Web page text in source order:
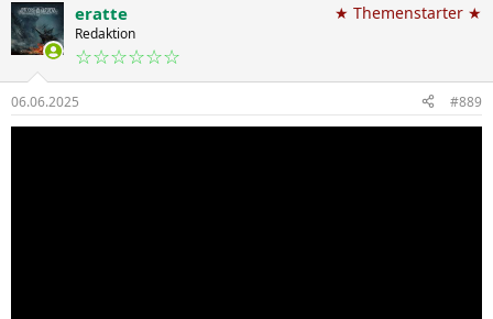
eratte
Redaktion
☆☆☆☆☆☆
★ Themenstarter ★
06.06.2025 #889